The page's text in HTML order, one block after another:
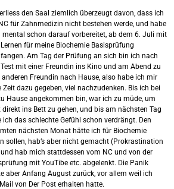
den Saal ziemlich überzeugt davon, dass ich
für Zahnmedizin nicht bestehen werde, und habe
mental schon darauf vorbereitet, ab dem 6. Juli mit
für meine Biochemie Basisprüfung
Am Tag der Prüfung an sich bin ich nach
mit einer Freundin ins Kino und am Abend zu
anderen Freundin nach Hause, also habe ich mir
Zeit dazu gegeben, viel nachzudenken. Bis ich bei
Hause angekommen bin, war ich zu müde, um
direkt ins Bett zu gehen, und bis am nächsten Tag
ich das schlechte Gefühl schon verdrängt. Den
nächsten Monat hätte ich für Biochemie
sollen, hab’s aber nicht gemacht (Prokrastination
hab mich stattdessen vom NC und von der
mit YouTibe etc. abgelenkt. Die Panik
aber Anfang August zurück, vor allem weil ich
von Der Post erhalten hatte.